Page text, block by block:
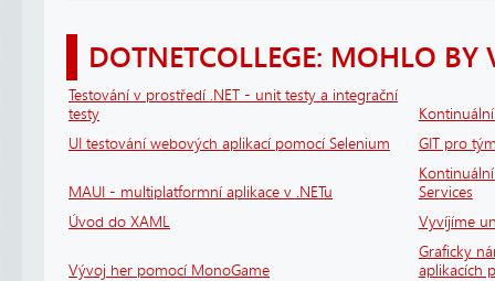
DOTNETCOLLEGE: MOHLO BY
Testování v prostředí .NET - unit testy a integrační
testy
UI testování webových aplikací pomocí Selenium
GIT pro
MAUI - multiplatformní aplikace v .NETu
Services
Úvod do XAML
Vyvíjíme
Vývoj her pomocí MonoGame
Graficky
aplikacích